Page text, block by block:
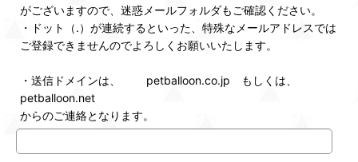
がございますので、迷惑メールフォルダもご確認ください。
・ドット（.）が連続するといった、特殊なメールアドレスでは
ご登録できませんのでよろしくお願いいたします。
・送信ドメインは、 petballoon.co.jp もしくは、
petballoon.net
からのご連絡となります。